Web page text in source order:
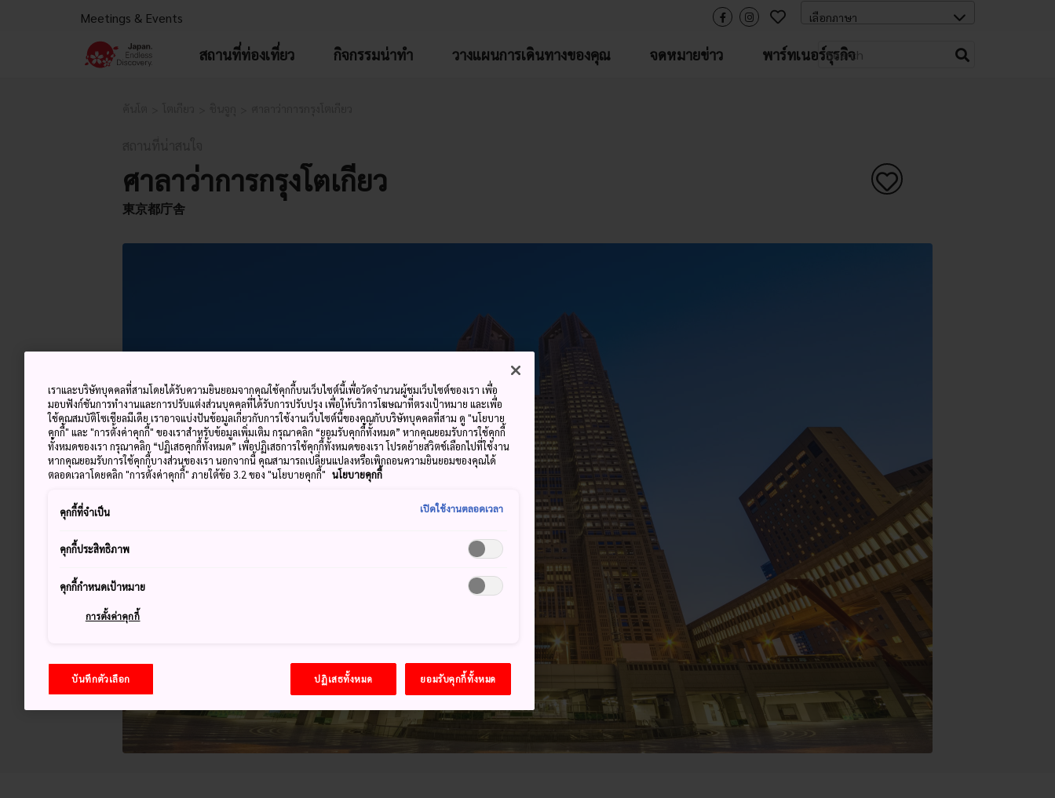
Meetings & Events
สถานที่ท่องเที่ยว กิจกรรมน่าทำ วางแผนการเดินทางของคุณ จดหมายข่าว พาร์ทเนอร์ธุรกิจ
ศาลาว่าการกรุงโตเกียว
東京都庁舎
เราและบริษัทบุคคลที่สามโดยได้รับความยินยอมจากคุณใช้คุกกี้บนเว็บไซต์นี้เพื่อวัดจำนวนผู้ชมเว็บไซต์ของเรา เพื่อ
มอบฟังก์ชันการทำงานและการปรับแต่งส่วนบุคคลที่ได้รับการปรับปรุง เพื่อให้บริการโฆษณาที่ตรงเป้าหมาย และเพื่อ
ใช้คุณสมบัติโซเชียลมีเดีย เราอาจแบ่งปันข้อมูลเกี่ยวกับการใช้งานเว็บไซต์นี้ของคุณกับบริษัทบุคคลที่สาม ดู "นโยบาย
คุกกี้" และ "การตั้งค่าคุกกี้" ของเราสำหรับข้อมูลเพิ่มเติม กรุณาคลิก “ยอมรับคุกกี้ทั้งหมด” หากคุณยอมรับการใช้คุกกี้
ทั้งหมดของเรา กรุณาคลิก “ปฏิเสธคุกกี้ทั้งหมด” เพื่อปฏิเสธการใช้คุกกี้ทั้งหมดของเรา โปรดย้ายสวิตช์เลือกไปที่ใช้งาน
หากคุณยอมรับการใช้คุกกี้บางส่วนของเรา นอกจากนี้ คุณสามารถเปลี่ยนแปลงหรือเพิกถอนความยินยอมของคุณได้
ตลอดเวลาโดยคลิก "การตั้งค่าคุกกี้" ภายใต้ข้อ 3.2 ของ "นโยบายคุกกี้" นโยบายคุกกี้
คุกกี้ที่จำเป็น เปิดใช้งานตลอดเวลา
คุกกี้ประสิทธิภาพ
คุกกี้กำหนดเป้าหมาย
การตั้งค่าคุกกี้
บันทึกตัวเลือก ปฏิเสธทั้งหมด ยอมรับคุกกี้ทั้งหมด